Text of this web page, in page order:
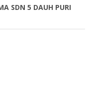
SDN 5 DAUH PURI